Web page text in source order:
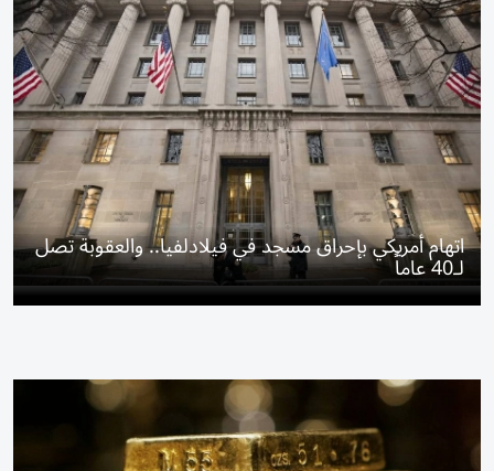
اتهام أمريكي بإحراق مسجد في فيلادلفيا.. والعقوبة تصل
لـ40 عاماً